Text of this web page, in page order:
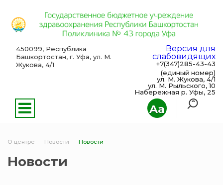
Aa
450099, Республика
Башкортостан, г. Уфа, ул. М.
Жукова, 4/1
Версия для
слабовидящих
+7(347)285-43-43
(единый номер)
ул. М. Жукова, 4/1
ул. М. Рыльского, 10
Набережная р. Уфы, 25
О центре Новости Новости
Новости